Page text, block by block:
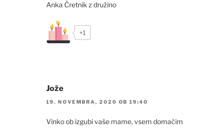
Anka Čretnik z družino
+1
Jože
19. NOVEMBRA, 2020 OB 19:40
Vinko ob izgubi vaše mame, vsem domačim